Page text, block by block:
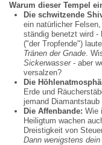
Warum dieser Tempel
Die schwitzende
ein natürlicher
ständig benetzt wird -
("der Tropfende")
Tränen der Gnade.
Sickerwasser - aber
versalzen?
Die Höhlenatmosphä
Erde und
jemand
Die Affenbande: Wie
Heiligtum wachen
Dreistigkeit von
Dann wenigstens